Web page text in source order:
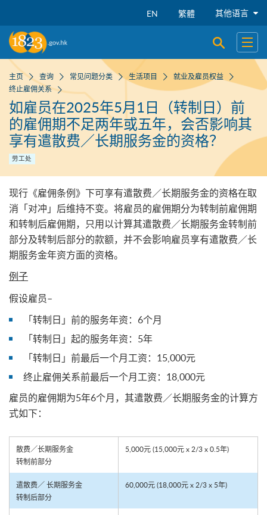
EN 繁體 其他语言
开启搜寻
开启
主页 查询 常见问题分类 生活项目
就业及雇员权益
终止雇佣关系
如雇员在2025年5月1日（转制日）前
的雇佣期不足两年或五年，会否影响其
享有遣散费／长期服务金的资格？
劳工处
现行《雇佣条例》下可享有遣散费／长期服务金的资格在取
消「对冲」后维持不变。将雇员的雇佣期分为转制前雇佣期
和转制后雇佣期，只用以计算其遣散费／长期服务金转制前
部分及转制后部分的款额，并不会影响雇员享有遣散费／长
期服务金年资方面的资格。
例子
假设雇员–
「转制日」前的服务年资：6个月
「转制日」起的服务年资：5年
「转制日」前最后一个月工资：15,000元
终止雇佣关系前最后一个月工资：18,000元
雇员的雇佣期为5年6个月，其遣散费／长期服务金的计算方
式如下：
散费／长期服务金
转制前部分
5,000元 (15,000元 x 2/3 x 0.5年)
遣散费／ 长期服务金
转制后部分
60,000元 (18,000元 x 2/3 x 5年)